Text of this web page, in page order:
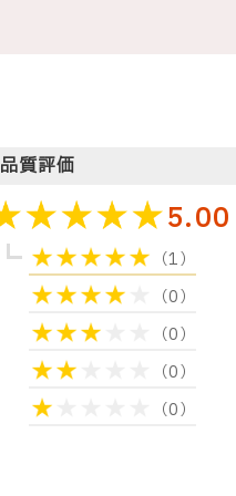
品質評価
5.00
（1）
（0）
（0）
（0）
（0）